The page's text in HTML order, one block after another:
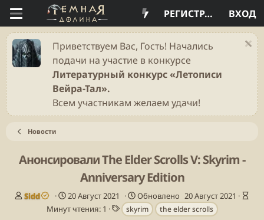
ВХОД
РЕГИСТРАЦИЯ
Приветствуем Вас, Гость! Начались
подачи на участие в конкурсе
Литературный конкурс «Летописи
Вейра-Тал».
Всем участникам желаем удачи!
Новости
Анонсировали The Elder Scrolls V: Skyrim -
Anniversary Edition
А
Sidd
Д
а
20 Август 2021 Обновлено 20 Август 2021
В
Минут чтения: 1
Т
е
skyrim the elder scrolls